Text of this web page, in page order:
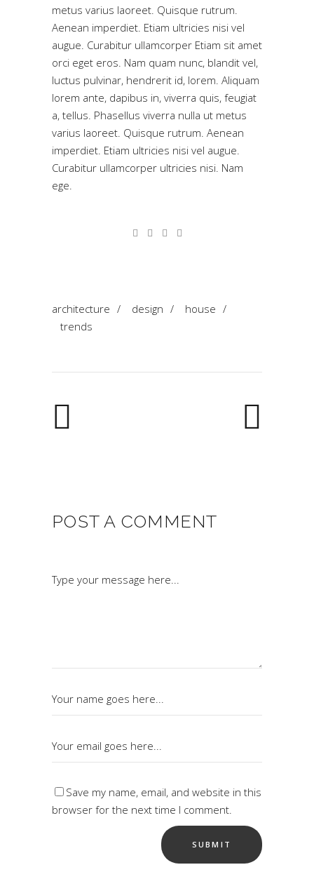
metus varius laoreet. Quisque rutrum.
Aenean imperdiet. Etiam ultricies nisi vel
augue. Curabitur ullamcorper Etiam sit amet
orci eget eros. Nam quam nunc, blandit vel,
luctus pulvinar, hendrerit id, lorem. Aliquam
lorem ante, dapibus in, viverra quis, feugiat
a, tellus. Phasellus viverra nulla ut metus
varius laoreet. Quisque rutrum. Aenean
imperdiet. Etiam ultricies nisi vel augue.
Curabitur ullamcorper ultricies nisi. Nam
ege.
architecture / design / house /
trends
POST A COMMENT
Save my name, email, and website in this
browser for the next time I comment.